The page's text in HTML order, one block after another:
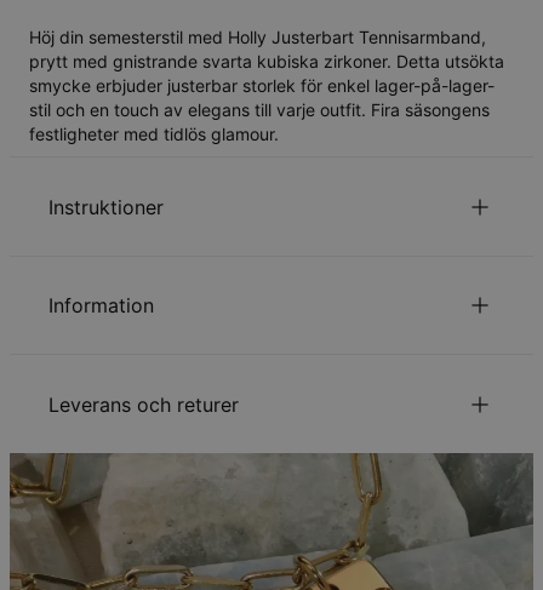
Höj din semesterstil med Holly Justerbart Tennisarmband,
prytt med gnistrande svarta kubiska zirkoner. Detta utsökta
smycke erbjuder justerbar storlek för enkel lager-på-lager-
stil och en touch av elegans till varje outfit. Fira säsongens
festligheter med tidlös glamour.
Instruktioner
Läs om vår
Information
Kedjelängd
15 - 22 cm, justerbar
Typ av sten
Svarta Zirconia
Hypoallergenisk
Nickelfri
Leverans och returer
Din beställning kommer att skickas med följande
leveranssätt:
Metod Beräknat leveransdatum
Få det senast